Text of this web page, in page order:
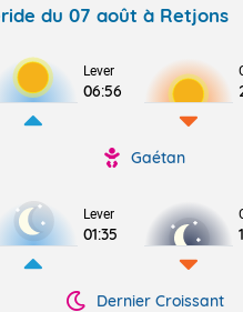
du 07 août à Retjons
Lever
06:56
Gaétan
Lever
01:35
Dernier Croissant